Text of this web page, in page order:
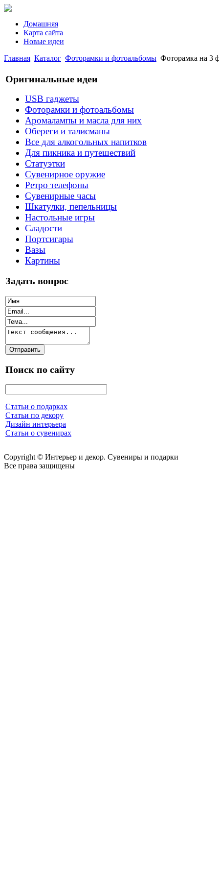
Домашняя
Карта сайта
Новые идеи
Главная Каталог Фоторамки и фотоальбомы Фоторамка на 3
Оригинальные идеи
USB гаджеты
Фоторамки и фотоальбомы
Аромалампы и масла для них
Обереги и талисманы
Все для алкогольных напитков
Для пикника и путешествий
Статуэтки
Сувенирное оружие
Ретро телефоны
Сувенирные часы
Шкатулки, пепельницы
Настольные игры
Сладости
Портсигары
Вазы
Картины
Задать вопрос
Поиск по сайту
Статьи о подарках
Статьи по декору
Дизайн интерьера
Статьи о сувенирах
Copyright © Интерьер и декор. Сувениры и подарки
Все права защищены